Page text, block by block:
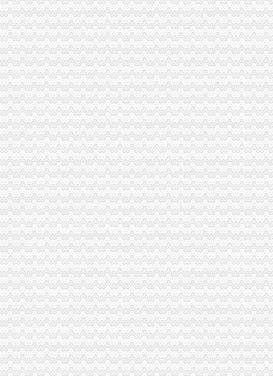
北碚局代理注销分公司缙云工商所五项措施推进工商所12315分类监管平台应用
沙坪坝局代办注销分公司五措并举提高合同监管执法水平
一季度流通环节食品安全况分析
永川局重庆分公司注销扎实开展2007红盾护农行动
梁平局重庆分公司注销创新培训方式再掀大练热潮
大足局重庆分公司注销制定工商所行政执法综合考核办法
秀山局对提高工商所法制员业务素质的代办注销分公司建议
巴南局代办注销分公司八项措施推动食品安全管理工作
城口工商局以“十个一”代办注销分公司夯实工商所建设
万州工商用“七敢”重庆注销税务精助推非公经济发展
涪陵局代理注销分公司学习贯彻《农产品质量安全法》成效明显
合川局代理注销分公司五项措施服务合川区届古楼枇杷采摘节
市局企业登记所试行“质量之星”重庆分公司注销月考评活动
合川区工商分局重庆注销分公司开展示教育活动
永川区出台实施品牌战略措施
江北局代理注销分公司四个重点全面落实2007年食品安全监管工作
忠县局抓职工思想政工作坚持“十个必谈”重庆分公司注销收到明显成效
大足局明确执法办案时效的重庆分公司注销规定
璧山局力推进星级文明市场的重庆注销税务评选工作
梁平局实行“村所挂钩”代办注销分公司构建农村食品安全监管体系
荣昌局分公司营业执照注销扎实开展商标广告监管培训
市重庆注销分公司工商局召开新闻发布会通报下放部分行政执法权限况
大足局“八个三”重庆注销分公司创建一流窗口
梁平局六项措施加建筑市重庆分公司注销场监管
高新园分局重庆分公司注销采取四项措施提高执法质量
2007年重庆市重庆注销税务网站建设推进交流会在我局成功召开
2007一季度我市代理注销分公司新增注册商标755件
四部委联合检查我市重庆分公司注销劳动力市场秩序专项整工作
南川局严把“四关”代理注销分公司选拔任用好中层干部